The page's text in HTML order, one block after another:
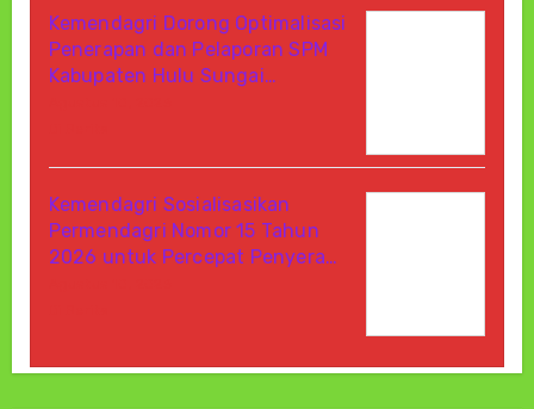
Kemendagri Dorong Optimalisasi
Penerapan dan Pelaporan SPM
Kabupaten Hulu Sungai…
Kemendagri Sosialisasikan
Permendagri Nomor 15 Tahun
2026 untuk Percepat Penyera…